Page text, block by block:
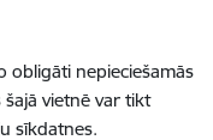
obligāti nepieciešamās
vietnē var tikt
sīkdatnes.